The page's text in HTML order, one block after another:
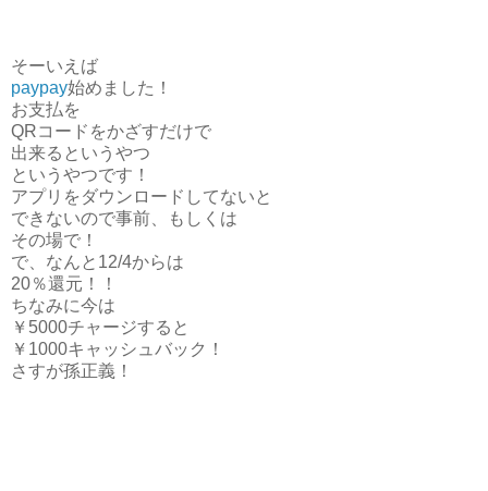
そーいえば
paypay始めました！
お支払を
QRコードをかざすだけで
出来るというやつ
というやつです！
アプリをダウンロードしてないと
できないので事前、もしくは
その場で！
で、なんと12/4からは
20％還元！！
ちなみに今は
￥5000チャージすると
￥1000キャッシュバック！
さすが孫正義！